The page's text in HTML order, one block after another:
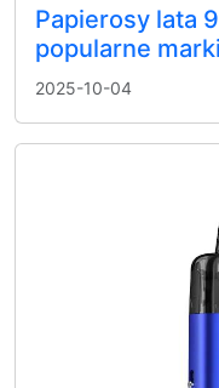
Papierosy lata
popularne
2025-10-04